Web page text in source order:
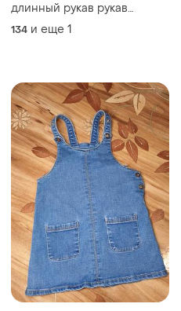
длинный рукав рукав
рукавчик девочка девочка
134 и еще 1